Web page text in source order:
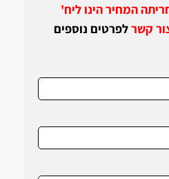
המחיר הינו ליח'
קשרלפרטים נוספים